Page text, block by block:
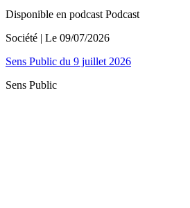
Disponible en podcast Podcast
Société | Le 09/07/2026
Sens Public du 9 juillet 2026
Sens Public